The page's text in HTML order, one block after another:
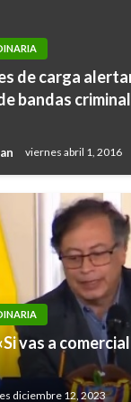
de carga
bandas
viernes abril 1, 2016
vas a
diciembre 12, 2023